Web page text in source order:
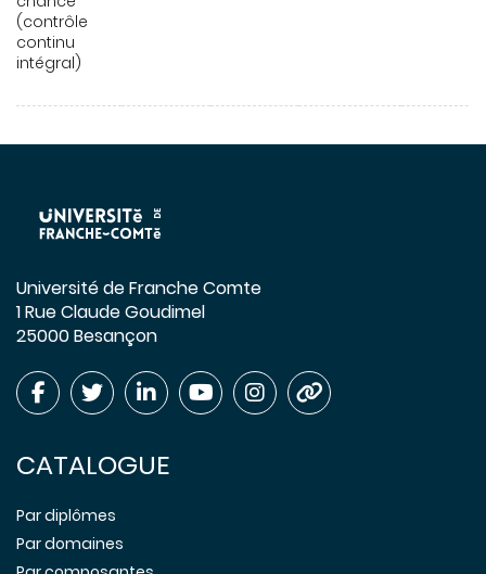
(contrôle
continu
intégral)
Université de Franche Comte
1 Rue Claude Goudimel
25000 Besançon
CATALOGUE
Par diplômes
Par domaines